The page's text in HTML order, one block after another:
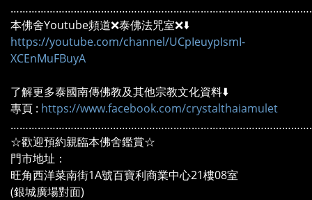
本佛舍Youtube頻道❌泰佛法咒室❌⬇️
https://youtube.com/channel/UCpIeuypIsmI-
XCEnMuFBuyA
了解更多泰國南傳佛教及其他宗教文化資料⬇️
專頁 : https://www.facebook.com/crystalthaiamulet
☆歡迎預約親臨本佛舍鑑賞☆
門市地址：
旺角西洋菜南街1A號百寶利商業中心21樓08室
(銀城廣場對面)